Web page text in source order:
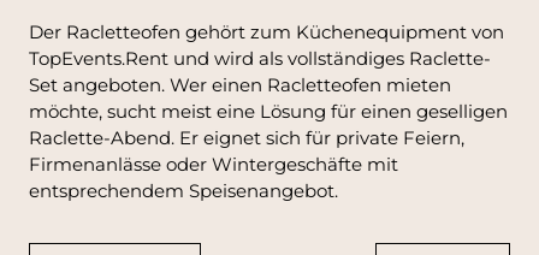
Der Racletteofen gehört zum Küchenequipment von
TopEvents.Rent und wird als vollständiges Raclette-
Set angeboten. Wer einen Racletteofen mieten
möchte, sucht meist eine Lösung für einen geselligen
Raclette-Abend. Er eignet sich für private Feiern,
Firmenanlässe oder Wintergeschäfte mit
entsprechendem Speisenangebot.